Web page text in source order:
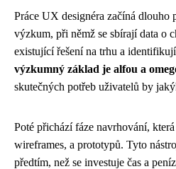
Práce UX designéra začíná
výzkum, při němž se sbírají data o
existující řešení na trhu a
výzkumný základ je alfou a
skutečných potřeb uživatelů by
Poté přichází fáze navrhování,
wireframes, a prototypů. Tyto
předtím, než se investuje čas a